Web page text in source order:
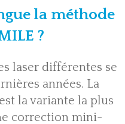
la méthode
?
laser différentes se
années. La
la variante la plus
correction mini-